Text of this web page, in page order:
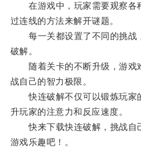
在游戏中，玩家需要观察各
过连线的方法来解开谜题。
每一关都设置了不同的挑战
破解。
随着关卡的不断升级，游戏
战自己的智力极限。
快连破解不仅可以锻炼玩家
升玩家的注意力和反应速度。
快来下载快连破解，挑战自
游戏乐趣吧！。